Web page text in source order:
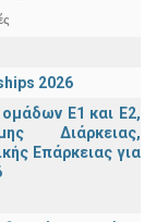
2026
Ε1 και Ε2,
Διάρκειας,
Επάρκειας για